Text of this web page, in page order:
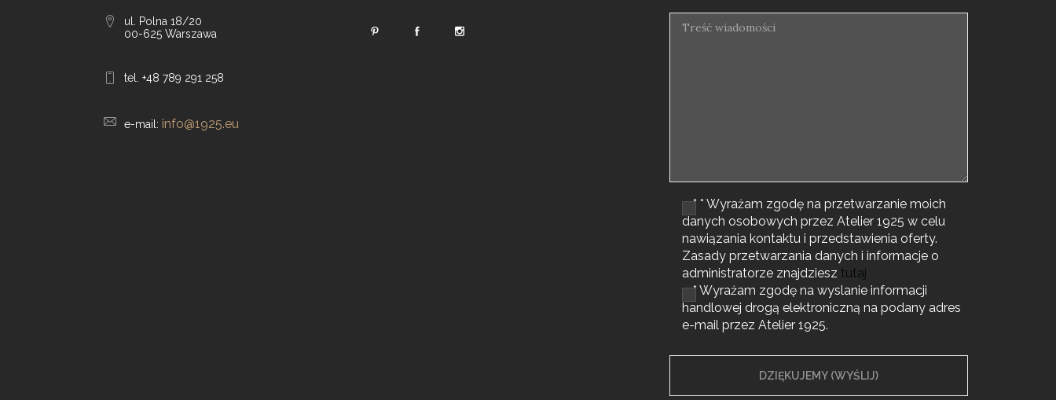
ul. Polna 18/20
00-625 Warszawa
tel. +48 789 291 258
e-mail: info@1925.eu
* * Wyrażam zgodę na przetwarzanie moich
danych osobowych przez Atelier 1925 w celu
nawiązania kontaktu i przedstawienia oferty.
Zasady przetwarzania danych i informacje o
administratorze znajdziesz tutaj
* Wyrażam zgodę na wyslanie informacji
handlowej drogą elektroniczną na podany adres
e-mail przez Atelier 1925.